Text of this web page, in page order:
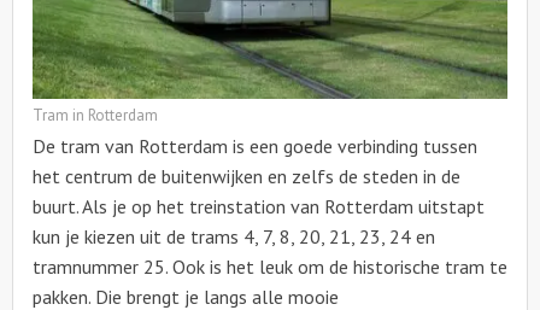
Tram in Rotterdam
De tram van Rotterdam is een goede verbinding tussen
het centrum de buitenwijken en zelfs de steden in de
buurt. Als je op het treinstation van Rotterdam uitstapt
kun je kiezen uit de trams 4, 7, 8, 20, 21, 23, 24 en
tramnummer 25. Ook is het leuk om de historische tram te
pakken. Die brengt je langs alle mooie